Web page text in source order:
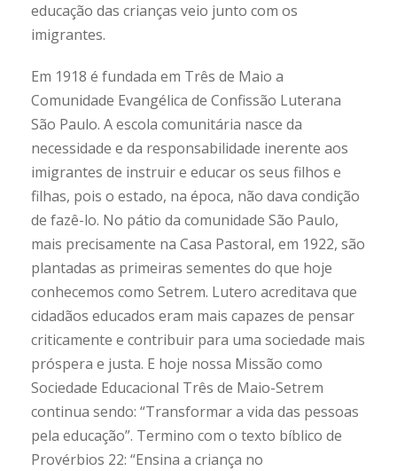
educação das crianças veio junto com os
imigrantes.
Em 1918 é fundada em Três de Maio a
Comunidade Evangélica de Confissão Luterana
São Paulo. A escola comunitária nasce da
necessidade e da responsabilidade inerente aos
imigrantes de instruir e educar os seus filhos e
filhas, pois o estado, na época, não dava condição
de fazê-lo. No pátio da comunidade São Paulo,
mais precisamente na Casa Pastoral, em 1922, são
plantadas as primeiras sementes do que hoje
conhecemos como Setrem. Lutero acreditava que
cidadãos educados eram mais capazes de pensar
criticamente e contribuir para uma sociedade mais
próspera e justa. E hoje nossa Missão como
Sociedade Educacional Três de Maio-Setrem
continua sendo: “Transformar a vida das pessoas
pela educação”. Termino com o texto bíblico de
Provérbios 22: “Ensina a criança no